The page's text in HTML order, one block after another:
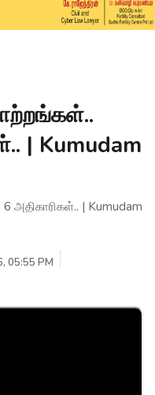
| Kumudam
அதிகாரிகள்.. | Kumudam
05:55 PM